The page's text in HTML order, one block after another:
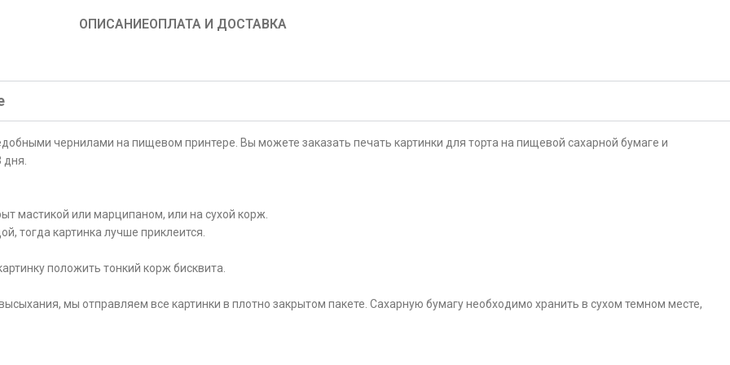
ОПИСАНИЕОПЛАТА И ДОСТАВКА
чернилами на пищевом принтере. Вы можете заказать печать картинки для торта на пищевой сахарной бумаге и
мастикой или марципаном, или на сухой корж.
тогда картинка лучше приклеится.
положить тонкий корж бисквита.
мы отправляем все картинки в плотно закрытом пакете. Сахарную бумагу необходимо хранить в сухом темном месте,